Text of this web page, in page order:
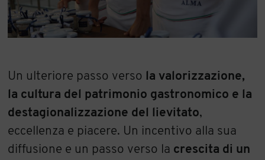
Un ulteriore passo verso
la valorizzazione,
la cultura del patrimonio gastronomico e la
destagionalizzazione del lievitato,
eccellenza e piacere. Un incentivo alla sua
diffusione e un passo verso la crescita di un